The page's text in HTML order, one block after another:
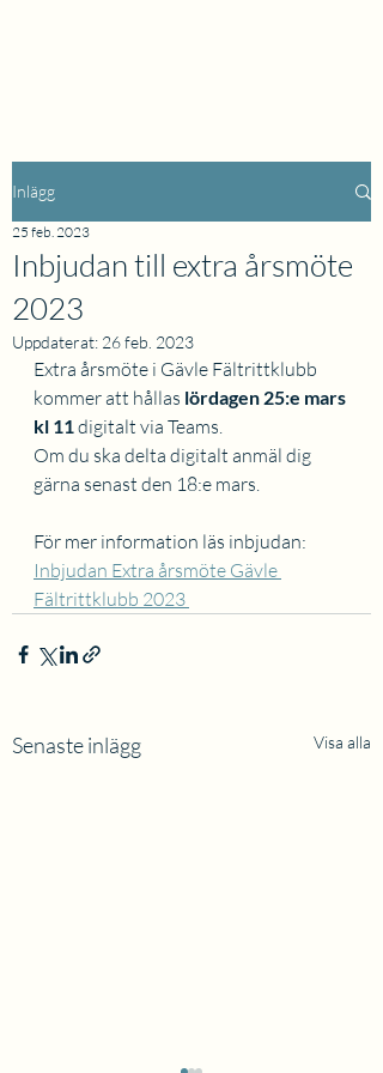
Inlägg
Inbjudan till extra årsmöte
2023
25 feb. 2023
Uppdaterat: 26 feb. 2023
Extra årsmöte i Gävle Fältrittklubb
kommer att hållas lördagen 25:e mars
kl 11 digitalt via Teams.
Om du ska delta digitalt anmäl dig
gärna senast den 18:e mars.
För mer information läs inbjudan:
Inbjudan Extra årsmöte Gävle
Fältrittklubb 2023
Senaste inlägg Visa alla